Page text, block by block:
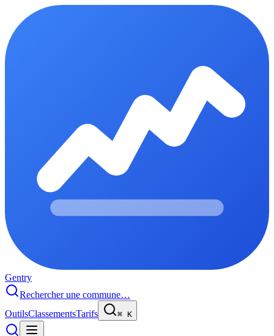
Gentry
Rechercher une commune…
OutilsClassementsTarifs ⌘ K